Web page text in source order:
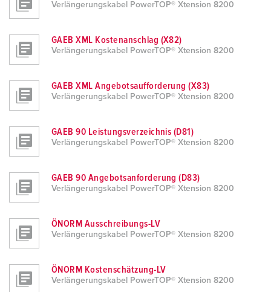
Verlängerungskabel PowerTOP® Xtension 8200
GAEB XML Kostenanschlag (X82)
Verlängerungskabel PowerTOP® Xtension 8200
GAEB XML Angebotsaufforderung (X83)
Verlängerungskabel PowerTOP® Xtension 8200
GAEB 90 Leistungsverzeichnis (D81)
Verlängerungskabel PowerTOP® Xtension 8200
GAEB 90 Angebotsanforderung (D83)
Verlängerungskabel PowerTOP® Xtension 8200
ÖNORM Ausschreibungs-LV
Verlängerungskabel PowerTOP® Xtension 8200
ÖNORM Kostenschätzung-LV
Verlängerungskabel PowerTOP® Xtension 8200